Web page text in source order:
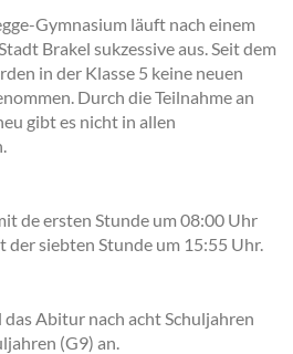
Gymnasium läuft nach einem
Brakel sukzessive aus. Seit dem
in der Klasse 5 keine neuen
Durch die Teilnahme an
gibt es nicht in allen
de ersten Stunde um 08:00 Uhr
der siebten Stunde um 15:55 Uhr.
Abitur nach acht Schuljahren
(G9) an.